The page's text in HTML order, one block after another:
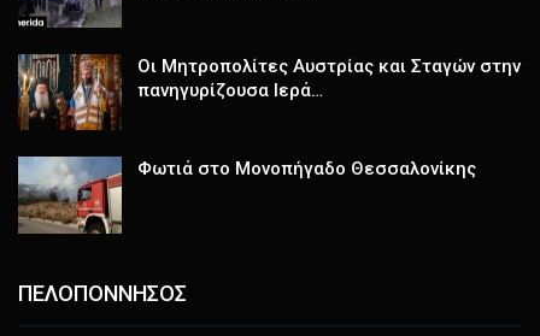
Οι Μητροπολίτες Αυστρίας και Σταγών στην
πανηγυρίζουσα Ιερά…
Φωτιά στο Μονοπήγαδο Θεσσαλονίκης
ΠΕΛΟΠΟΝΝΗΣΟΣ